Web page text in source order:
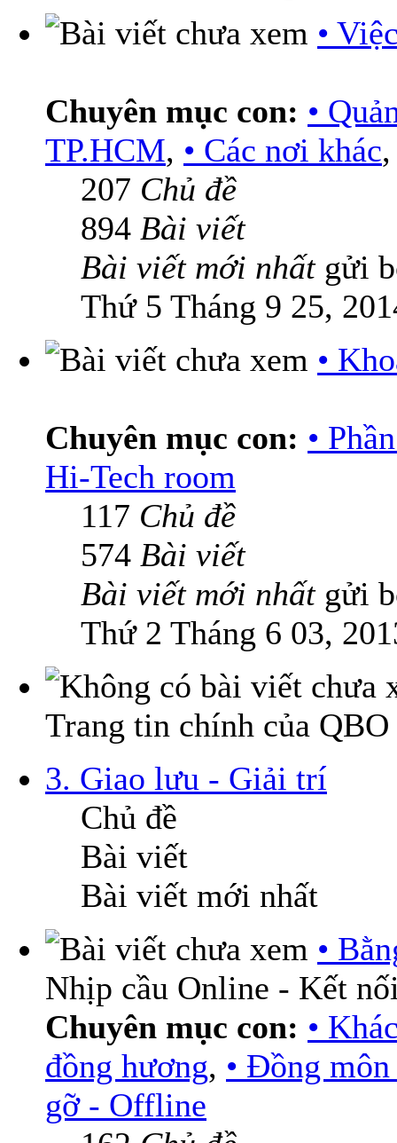
•
Chuyên mục con: •
TP.HCM, • Các nơi khác
207 Chủ đề
894 Bài viết
Bài viết mới nhấtgửi
Thứ 5 Tháng 9 25,
•
Chuyên mục con: •
Hi-Tech room
117 Chủ đề
574 Bài viết
Bài viết mới nhấtgửi
Thứ 2 Tháng 6 03,
Trang tin chính của QBO
3. Giao lưu - Giải trí
Chủ đề
Bài viết
Bài viết mới nhất
•
Nhịp cầu Online - Kết
Chuyên mục con: •
đồng hương, • Đồng
gỡ - Offline